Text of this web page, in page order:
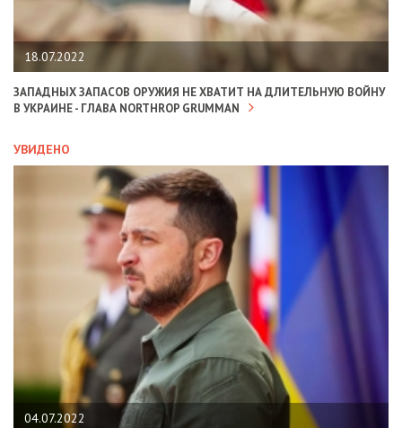
18.07.2022
ЗАПАДНЫХ ЗАПАСОВ ОРУЖИЯ НЕ ХВАТИТ НА ДЛИТЕЛЬНУЮ ВОЙНУ
В УКРАИНЕ - ГЛАВА NORTHROP GRUMMAN
УВИДЕНО
04.07.2022